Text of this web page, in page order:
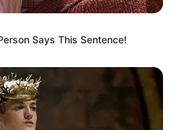
Says This Sentence!